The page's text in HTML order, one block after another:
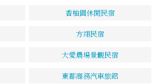
香柚園休閒民宿
方翊民宿
大愛農場景觀民宿
東都商務汽車旅館